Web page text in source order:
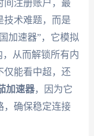
间注册账户，最
技术难题，而是
加速器”，它模拟
，从而解锁所有内
仅能看中超，还
加速器，因为它
，确保稳定连接